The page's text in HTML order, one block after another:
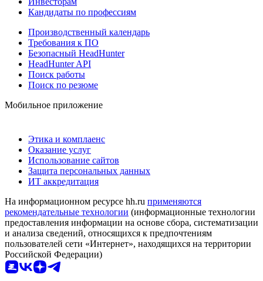
Кандидаты по профессиям
Производственный календарь
Требования к ПО
Безопасный HeadHunter
HeadHunter API
Поиск работы
Поиск по резюме
Мобильное приложение
Этика и комплаенс
Оказание услуг
Использование сайтов
Защита персональных данных
ИТ аккредитация
На информационном ресурсе hh.ru применяются
рекомендательные технологии (информационные технологии
предоставления информации на основе сбора, систематизации
и анализа сведений, относящихся к предпочтениям
пользователей сети «Интернет», находящихся на территории
Российской Федерации)